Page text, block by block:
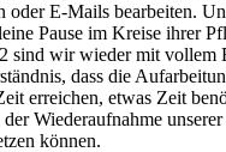
oder E-Mails bearbeiten.
Pause im Kreise ihrer
sind wir wieder mit vollem
dass die
erreichen, etwas Zeit
der Wiederaufnahme
können.